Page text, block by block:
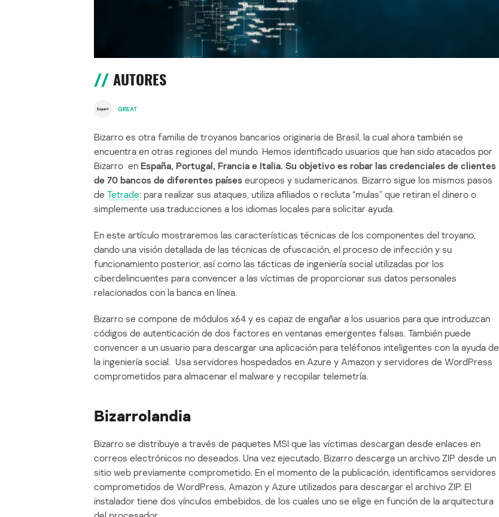
AUTORES
GREAT
Bizarro es otra familia de troyanos bancarios originaria de Brasil, la cual ahora también se
encuentra en otras regiones del mundo. Hemos identificado usuarios que han sido atacados por
Bizarro en España, Portugal, Francia e Italia. Su objetivo es robar las credenciales de clientes
de 70 bancos de diferentes países europeos y sudamericanos. Bizarro sigue los mismos pasos
de Tetrade: para realizar sus ataques, utiliza afiliados o recluta “mulas” que retiran el dinero o
simplemente usa traducciones a los idiomas locales para solicitar ayuda.
En este artículo mostraremos las características técnicas de los componentes del troyano,
dando una visión detallada de las técnicas de ofuscación, el proceso de infección y su
funcionamiento posterior, así como las tácticas de ingeniería social utilizadas por los
ciberdelincuentes para convencer a las víctimas de proporcionar sus datos personales
relacionados con la banca en línea.
Bizarro se compone de módulos x64 y es capaz de engañar a los usuarios para que introduzcan
códigos de autenticación de dos factores en ventanas emergentes falsas. También puede
convencer a un usuario para descargar una aplicación para teléfonos inteligentes con la ayuda de
la ingeniería social. Usa servidores hospedados en Azure y Amazon y servidores de WordPress
comprometidos para almacenar el malware y recopilar telemetría.
Bizarrolandia
Bizarro se distribuye a través de paquetes MSI que las víctimas descargan desde enlaces en
correos electrónicos no deseados. Una vez ejecutado, Bizarro descarga un archivo ZIP desde un
sitio web previamente comprometido. En el momento de la publicación, identificamos servidores
comprometidos de WordPress, Amazon y Azure utilizados para descargar el archivo ZIP. El
instalador tiene dos vínculos embebidos, de los cuales uno se elige en función de la arquitectura